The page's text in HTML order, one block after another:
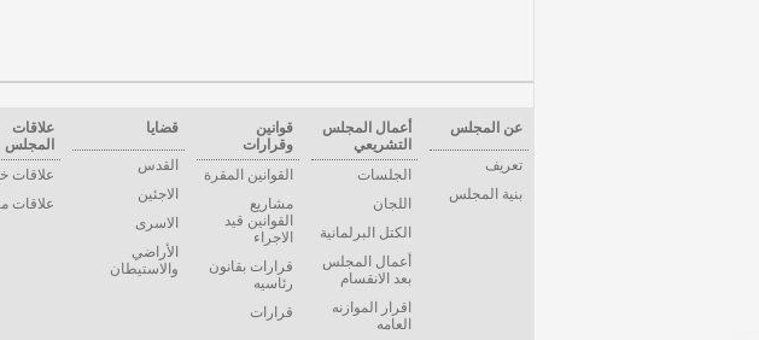
عن المجلس
تعريف
بنية المجلس
أعمال المجلس
التشريعي
الجلسات
اللجان
الكتل البرلمانية
أعمال المجلس
بعد الانقسام
اقرار الموازنه
العامه
قوانين
وقرارات
القوانين المقرة
مشاريع
القوانين قيد
الاجراء
قرارات بقانون
رئاسيه
قرارات
قضايا
القدس
الاجئين
الاسرى
الأراضي
والاستيطان
علاقات
المجلس
علاقات
علاقات